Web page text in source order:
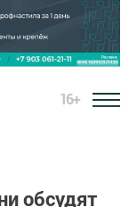
16+
обсудят